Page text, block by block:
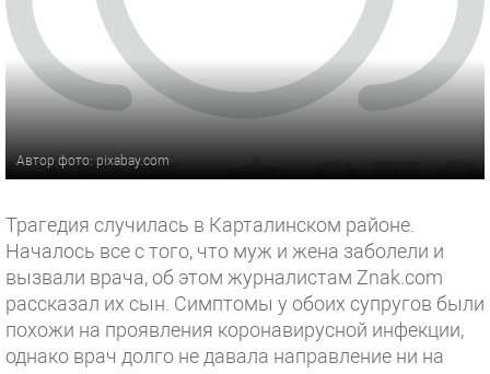
Автор фото: pixabay.com
Трагедия случилась в Карталинском районе.
Началось все с того, что муж и жена заболели и
вызвали врача, об этом журналистам Znak.com
рассказал их сын. Симптомы у обоих супругов были
похожи на проявления коронавирусной инфекции,
однако врач долго не давала направление ни на